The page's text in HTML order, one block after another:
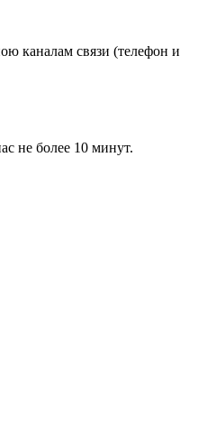
каналам связи (телефон и
не более 10 минут.